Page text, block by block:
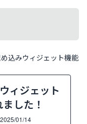
め込みウィジェット機能
ィジェット
した！
2025/01/14